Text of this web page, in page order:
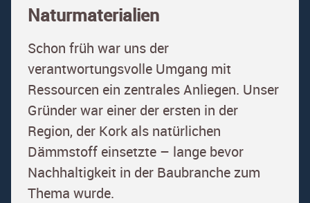
Naturmaterialien
Schon früh war uns der
verantwortungsvolle Umgang mit
Ressourcen ein zentrales Anliegen. Unser
Gründer war einer der ersten in der
Region, der Kork als natürlichen
Dämmstoff einsetzte – lange bevor
Nachhaltigkeit in der Baubranche zum
Thema wurde.